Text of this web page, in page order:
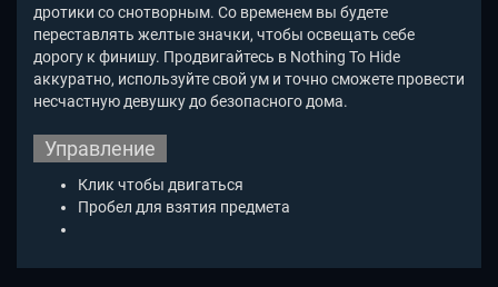
дротики со снотворным. Со временем вы будете
переставлять желтые значки, чтобы освещать себе
дорогу к финишу. Продвигайтесь в Nothing To Hide
аккуратно, используйте свой ум и точно сможете провести
несчастную девушку до безопасного дома.
Управление
Клик чтобы двигаться
Пробел для взятия предмета